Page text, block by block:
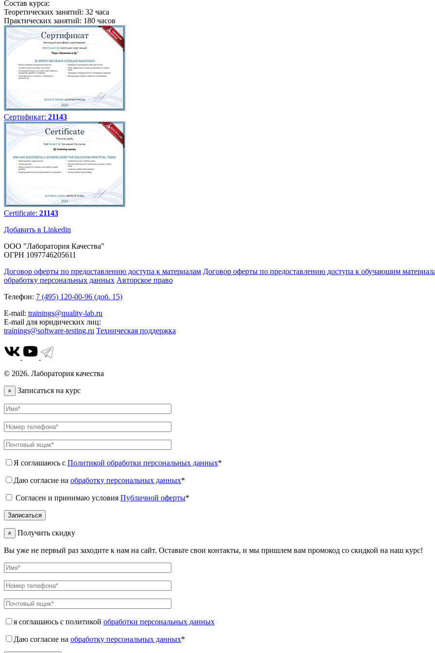
Состав курса:
Теоретических занятий: 32 часа
Практических занятий: 180 часов
Сертификат: 21143
Certificate: 21143
Добавить в Linkedin
ООО "Лаборатория Качества"
ОГРН 1097746205611
Договор оферты по предоставлению доступа к материалам Договор оферты по предоставлению доступа к обучающим
обработку персональных данных Авторское право
Телефон: 7 (495) 120-00-96 (доб. 15)
E-mail: trainings@quality-lab.ru
E-mail для юридических лиц:
trainings@software-testing.ru Техническая поддержка
© 2026. Лаборатория качества
× Записаться на курс
Я соглашаюсь с Политикой обработки персональных данных*
Даю согласие на обработку персональных данных*
Согласен и принимаю условия Публичной оферты*
× Получить скидку
Вы уже не первый раз заходите к нам на сайт. Оставьте свои контакты, и мы пришлем вам промокод со скидкой на наш курс!
я соглашаюсь с политикой обработки персональных данных
Даю согласие на обработку персональных данных*